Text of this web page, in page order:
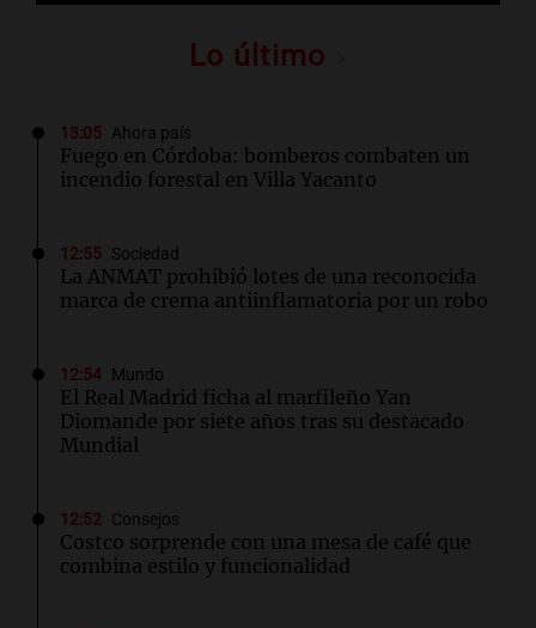
Lo último
13:05 Ahora país
Fuego en Córdoba: bomberos combaten un
incendio forestal en Villa Yacanto
12:55 Sociedad
La ANMAT prohibió lotes de una reconocida
marca de crema antiinflamatoria por un robo
12:54 Mundo
El Real Madrid ficha al marfileño Yan
Diomande por siete años tras su destacado
Mundial
12:52 Consejos
Costco sorprende con una mesa de café que
combina estilo y funcionalidad